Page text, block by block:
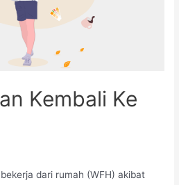
Kembali Ke
dari rumah (WFH) akibat